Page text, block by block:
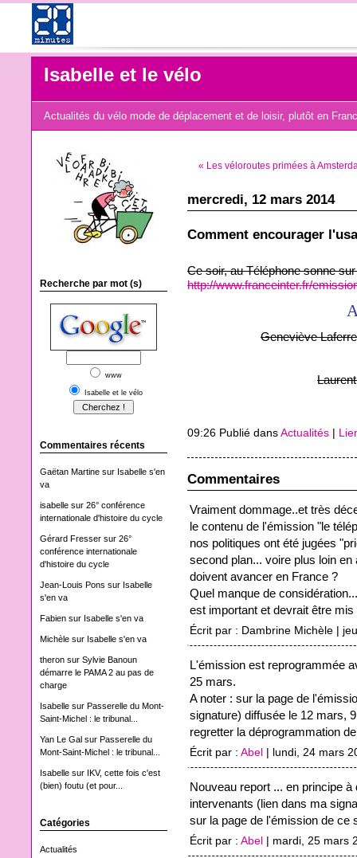
Isabelle et le vélo
Actualités du vélo mode de déplacement et de loisir, plutôt en
Recherche par mot (s)
www
Isabelle et le vélo
Commentaires récents
Gaëtan Martine sur Isabelle s'en
va
isabelle sur 26° conférence
internationale d'histoire du cycle
Gérard Fresser sur 26°
conférence internationale
d'histoire du cycle
Jean-Louis Pons sur Isabelle
s'en va
Fabien sur Isabelle s'en va
Michèle sur Isabelle s'en va
theron sur Sylvie Banoun
démarre le PAMA 2 au pas de
charge
Isabelle sur Passerelle du Mont-
Saint-Michel : le tribunal...
Yan Le Gal sur Passerelle du
Mont-Saint-Michel : le tribunal...
Isabelle sur IKV, cette fois c'est
(bien) foutu (et pour...
Catégories
Actualités
« Les véloroutes primées à
mercredi, 12 mars 2014
Comment encourager
Ce soir, au Téléphone sonne
http://www.franceinter.fr/
Geneviève
09:26 Publié dans Actualités |
Commentaires
Vraiment dommage..et très
le contenu de l'émission "le
nos politiques ont été jugées
second plan... voire plus loin
doivent avancer en France ?
Quel manque de
est important et devrait être
Écrit par : Dambrine Michèle |
L'émission est reprogrammée
25 mars.
A noter : sur la page de
signature) diffusée le 12 mars,
regretter la déprogrammation
Écrit par : Abel | lundi, 24 mars
Nouveau report ... en principe
intervenants (lien dans ma
sur la page de l'émission de ce
Écrit par : Abel | mardi, 25 mars